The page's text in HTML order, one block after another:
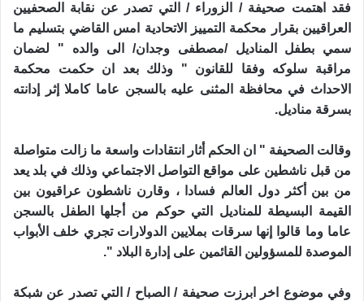
فقد اهتمت صحيفة / الزوراء / التي تصدر عن نقابة الصحفيين
العراقيين بقرار محكمة التمييز الاتحادية امس القاضي بتسليم ما
سمي بطفل المناديل /مصطفى وجدان/ الى والده " لضمان
مراقبة سلوكه وفقا للقانون " وذلك بعد ان حكمت محكمة
الاحداث في محافظة المثنى عليه بالسجن عاما كاملا إثر إدانته
بسرقة مناديل.
وقالت الصحيفة " ان الحكم أثار انتقادات واسعة ما زالت متواصلة
من قبل ناشطين على مواقع التواصل الاجتماعي وذلك في بلد يعد
من بين أكثر دول العالم فسادا ، وقارن ناشطون عراقيون بين
القيمة البسيطة للمناديل التي حوكم من أجلها الطفل بالسجن
عاما وما قالوا إنها سرقات بملايين الدولارات تجري خلف الأبواب
الموصدة للمسؤولين القائمين على إدارة البلاد ".
وفي موضوع اخر ابرزت صحيفة / الصباح / التي تصدر عن شبكة